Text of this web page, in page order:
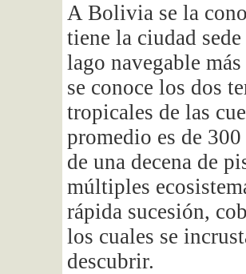
A Bolivia se la
tiene la ciudad
lago navegable
se conoce los dos
tropicales de las
promedio es de
de una decena de
múltiples
rápida sucesión,
los cuales se
descubrir.